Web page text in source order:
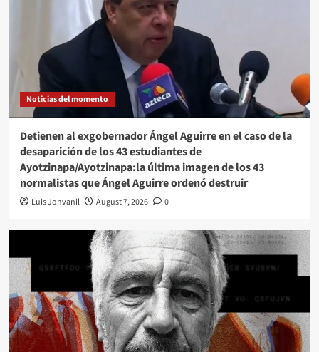
Noticias del momento
Detienen al exgobernador Ángel Aguirre en el caso de la
desaparición de los 43 estudiantes de
Ayotzinapa/Ayotzinapa:la última imagen de los 43
normalistas que Ángel Aguirre ordenó destruir
Luis Johvanil August 7, 2026 0